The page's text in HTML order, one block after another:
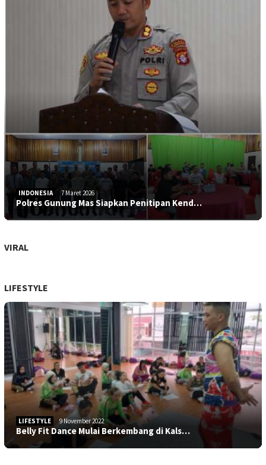
INDONESIA 7 Maret 2026
Polres Gunung Mas Siapkan Penitipan Kend…
VIRAL
LIFESTYLE
LIFESTYLE 9 November 2022
Belly Fit Dance Mulai Berkembang di Kals…